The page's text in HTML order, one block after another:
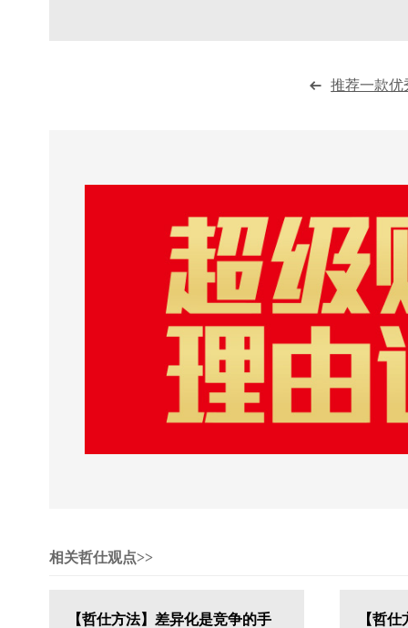
推荐一款优
相关哲仕观点>>
【哲仕方法】差异化是竞争的手
【哲